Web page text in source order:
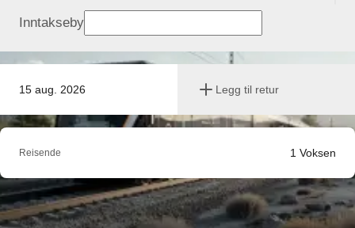
15 aug. 2026 Legg til retur
Inntakseby
Reisende 1 Voksen